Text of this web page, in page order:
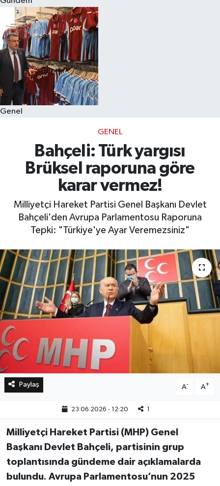
Genel
GENEL
Bahçeli: Türk yargısı
Brüksel raporuna göre
karar vermez!
Milliyetçi Hareket Partisi Genel Başkanı Devlet
Bahçeli'den Avrupa Parlamentosu Raporuna
Tepki: "Türkiye'ye Ayar Veremezsiniz"
Paylaş A- A+
23.06.2026 - 12:20 1
Milliyetçi Hareket Partisi (MHP) Genel
Başkanı Devlet Bahçeli, partisinin grup
toplantısında gündeme dair açıklamalarda
bulundu. Avrupa Parlamentosu’nun 2025
Eğitim
Sağlık
Dünya
Magazin
Kültür & Sanat
Teknoloji
Genel